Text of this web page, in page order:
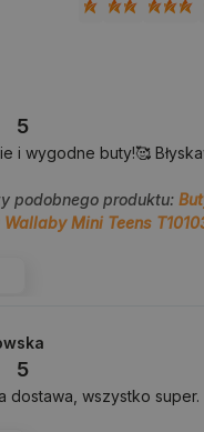
5
i wygodne buty!🥰
podobnego produktu:
Mini Teens
5
dostawa, wszystko super.